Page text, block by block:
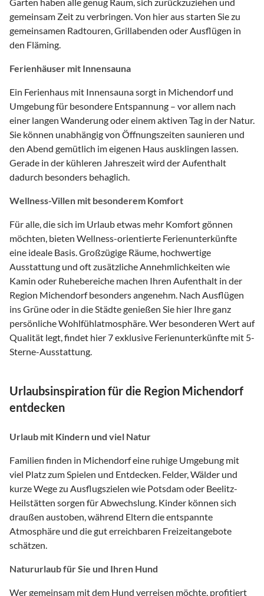
Garten haben alle genug Raum, sich zurückzuziehen und
gemeinsam Zeit zu verbringen. Von hier aus starten Sie zu
gemeinsamen Radtouren, Grillabenden oder Ausflügen in
den Fläming.
Ferienhäuser mit Innensauna
Ein Ferienhaus mit Innensauna sorgt in Michendorf und
Umgebung für besondere Entspannung – vor allem nach
einer langen Wanderung oder einem aktiven Tag in der Natur.
Sie können unabhängig von Öffnungszeiten saunieren und
den Abend gemütlich im eigenen Haus ausklingen lassen.
Gerade in der kühleren Jahreszeit wird der Aufenthalt
dadurch besonders behaglich.
Wellness-Villen mit besonderem Komfort
Für alle, die sich im Urlaub etwas mehr Komfort gönnen
möchten, bieten Wellness-orientierte Ferienunterkünfte
eine ideale Basis. Großzügige Räume, hochwertige
Ausstattung und oft zusätzliche Annehmlichkeiten wie
Kamin oder Ruhebereiche machen Ihren Aufenthalt in der
Region Michendorf besonders angenehm. Nach Ausflügen
ins Grüne oder in die Städte genießen Sie hier Ihre ganz
persönliche Wohlfühlatmosphäre. Wer besonderen Wert auf
Qualität legt, findet hier 7 exklusive Ferienunterkünfte mit 5-
Sterne-Ausstattung.
Urlaubsinspiration für die Region Michendorf
entdecken
Urlaub mit Kindern und viel Natur
Familien finden in Michendorf eine ruhige Umgebung mit
viel Platz zum Spielen und Entdecken. Felder, Wälder und
kurze Wege zu Ausflugszielen wie Potsdam oder Beelitz-
Heilstätten sorgen für Abwechslung. Kinder können sich
draußen austoben, während Eltern die entspannte
Atmosphäre und die gut erreichbaren Freizeitangebote
schätzen.
Natururlaub für Sie und Ihren Hund
Wer gemeinsam mit dem Hund verreisen möchte, profitiert